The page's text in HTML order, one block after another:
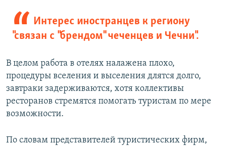
Интерес иностранцев к региону
"связан с "брендом" чеченцев и Чечни".
В целом работа в отелях налажена плохо,
процедуры вселения и выселения длятся долго,
завтраки задерживаются, хотя коллективы
ресторанов стремятся помогать туристам по мере
возможности.
По словам представителей туристических фирм,